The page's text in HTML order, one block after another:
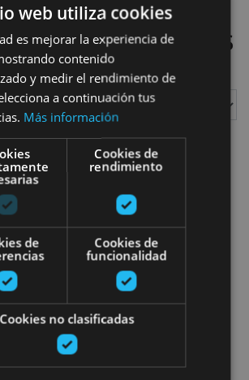
2planes
Descenso Barranco Arandari
21 MAR - 21 DIC
Barranco Arandari
web utiliza cookies
es mejorar la experiencia de
contenido
y medir el rendimiento de
a continuación tus
Más información
Cookies de
rendimiento
de
Cookies de
funcionalidad
Cookies no clasificadas